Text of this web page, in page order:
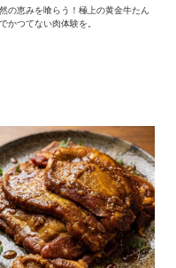
の恵みを喰らう！極上の黄金牛たん
かつてない肉体験を。